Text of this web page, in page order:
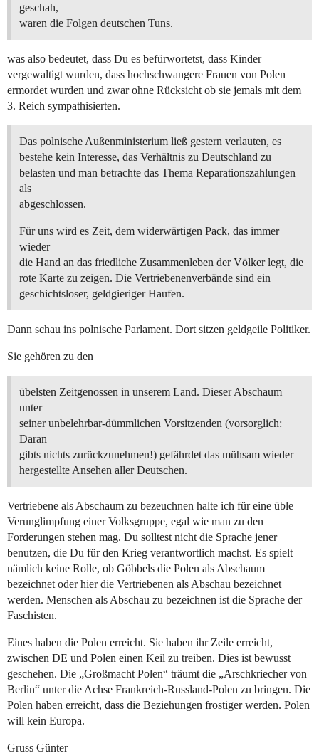
geschah,
waren die Folgen deutschen Tuns.
was also bedeutet, dass Du es befürwortetst, dass Kinder
vergewaltigt wurden, dass hochschwangere Frauen von Polen
ermordet wurden und zwar ohne Rücksicht ob sie jemals mit dem
3. Reich sympathisierten.
Das polnische Außenministerium ließ gestern verlauten, es
bestehe kein Interesse, das Verhältnis zu Deutschland zu
belasten und man betrachte das Thema Reparationszahlungen
als
abgeschlossen.
Für uns wird es Zeit, dem widerwärtigen Pack, das immer
wieder
die Hand an das friedliche Zusammenleben der Völker legt, die
rote Karte zu zeigen. Die Vertriebenenverbände sind ein
geschichtsloser, geldgieriger Haufen.
Dann schau ins polnische Parlament. Dort sitzen geldgeile Politiker.
Sie gehören zu den
übelsten Zeitgenossen in unserem Land. Dieser Abschaum
unter
seiner unbelehrbar-dümmlichen Vorsitzenden (vorsorglich:
Daran
gibts nichts zurückzunehmen!) gefährdet das mühsam wieder
hergestellte Ansehen aller Deutschen.
Vertriebene als Abschaum zu bezeuchnen halte ich für eine üble
Verunglimpfung einer Volksgruppe, egal wie man zu den
Forderungen stehen mag. Du solltest nicht die Sprache jener
benutzen, die Du für den Krieg verantwortlich machst. Es spielt
nämlich keine Rolle, ob Göbbels die Polen als Abschaum
bezeichnet oder hier die Vertriebenen als Abschau bezeichnet
werden. Menschen als Abschau zu bezeichnen ist die Sprache der
Faschisten.
Eines haben die Polen erreicht. Sie haben ihr Zeile erreicht,
zwischen DE und Polen einen Keil zu treiben. Dies ist bewusst
geschehen. Die „Großmacht Polen“ träumt die „Arschkriecher von
Berlin“ unter die Achse Frankreich-Russland-Polen zu bringen. Die
Polen haben erreicht, dass die Beziehungen frostiger werden. Polen
will kein Europa.
Gruss Günter